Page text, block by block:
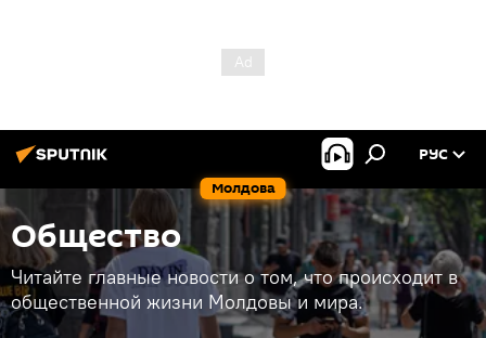
Молдова
РУС
Общество
Читайте главные новости о том, что происходит в
общественной жизни Молдовы и мира.